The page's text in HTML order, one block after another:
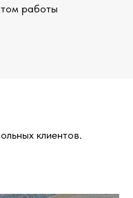
работы
клиентов.